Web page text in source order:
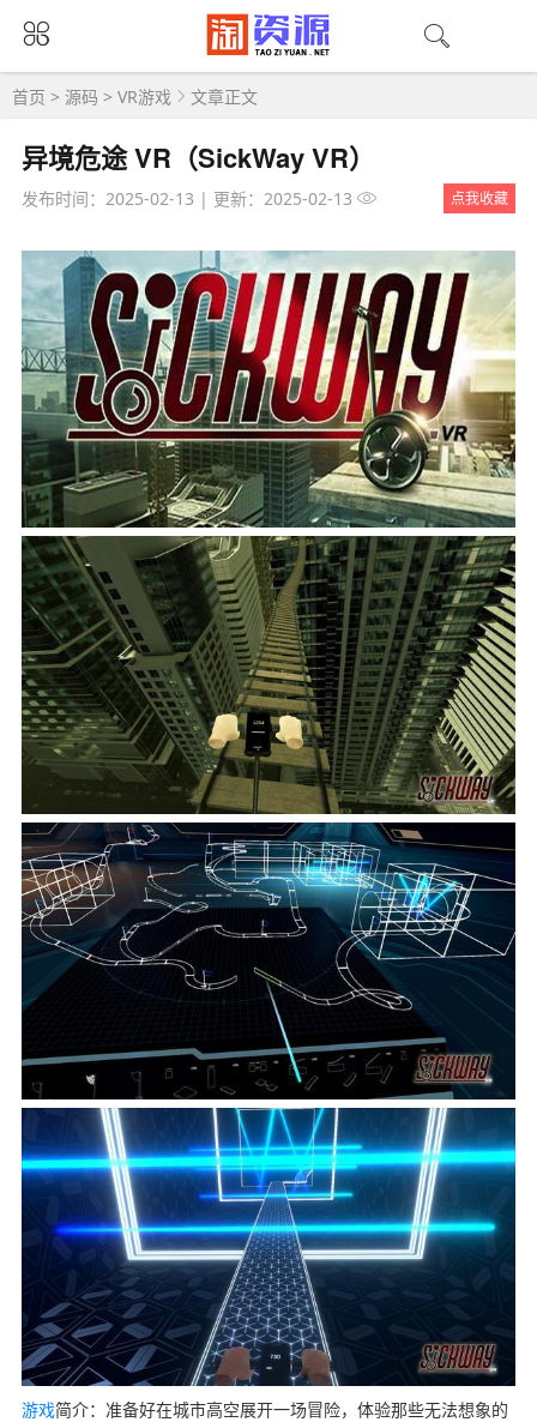
首页 > 源码 > VR游戏 文章正文
异境危途 VR（SickWay VR）
发布时间：2025-02-13 | 更新：2025-02-13 点我收藏
游戏简介：准备好在城市高空展开一场冒险，体验那些无法想象的